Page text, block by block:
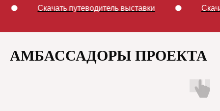
путеводитель выставки Скачать
АМБАССАДОРЫ ПРОЕКТА